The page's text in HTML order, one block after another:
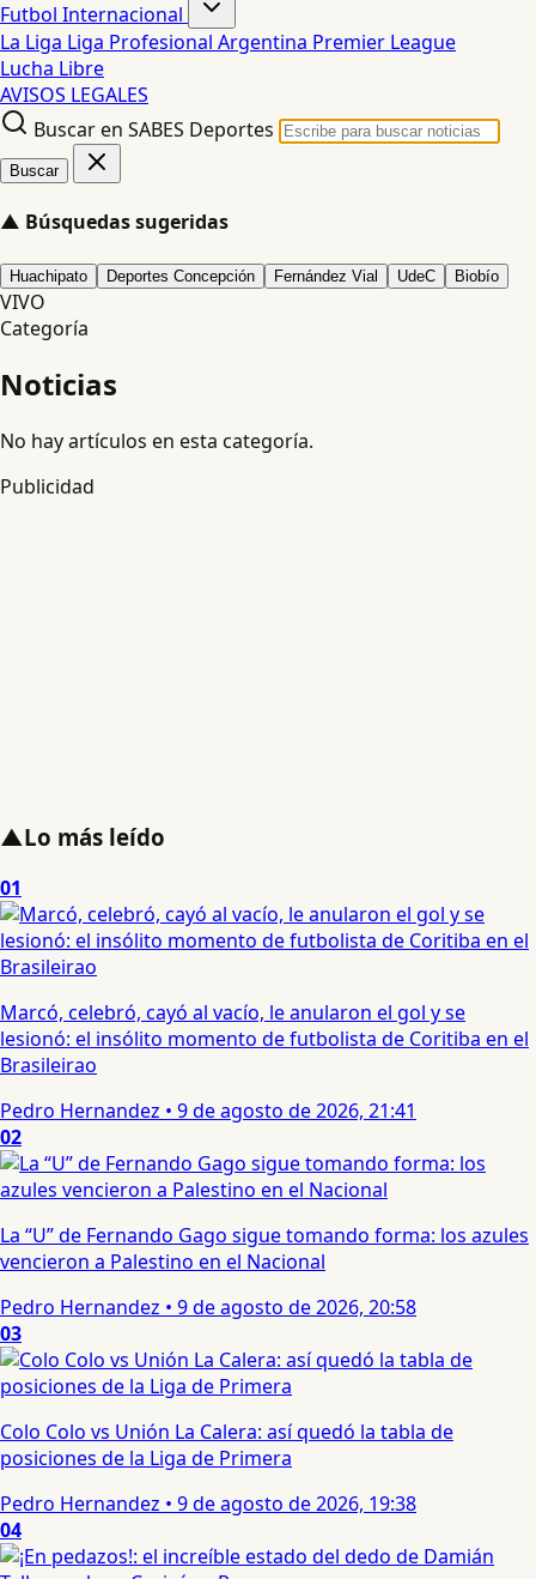
Futbol Internacional
La Liga Liga Profesional Argentina Premier League
Lucha Libre
AVISOS LEGALES
Buscar en SABES Deportes
Buscar
▲ Búsquedas sugeridas
Huachipato Deportes Concepción Fernández Vial UdeC Biobío
VIVO
Categoría
Noticias
No hay artículos en esta categoría.
Publicidad
▲Lo más leído
01
Marcó, celebró, cayó al vacío, le anularon el gol y se
lesionó: el insólito momento de futbolista de Coritiba en el
Brasileirao
Pedro Hernandez • 9 de agosto de 2026, 21:41
02
La “U” de Fernando Gago sigue tomando forma: los azules
vencieron a Palestino en el Nacional
Pedro Hernandez • 9 de agosto de 2026, 20:58
03
Colo Colo vs Unión La Calera: así quedó la tabla de
posiciones de la Liga de Primera
Pedro Hernandez • 9 de agosto de 2026, 19:38
04